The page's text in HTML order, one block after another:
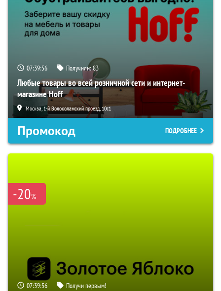
07:39:55 Получили:83
Любые товары во всей розничной сети и интернет-
магазине Hoff
Москва, 1-й Волоколамский проезд, 10с1
Промокод ПОДРОБНЕЕ
-20%
07:39:55 Получи первым!